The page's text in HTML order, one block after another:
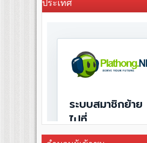
ประเทศ